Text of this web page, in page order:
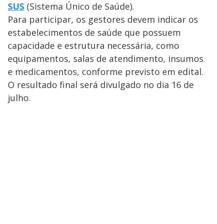
SUS (Sistema Único de Saúde).
Para participar, os gestores devem indicar os
estabelecimentos de saúde que possuem
capacidade e estrutura necessária, como
equipamentos, salas de atendimento, insumos
e medicamentos, conforme previsto em edital.
O resultado final será divulgado no dia 16 de
julho.